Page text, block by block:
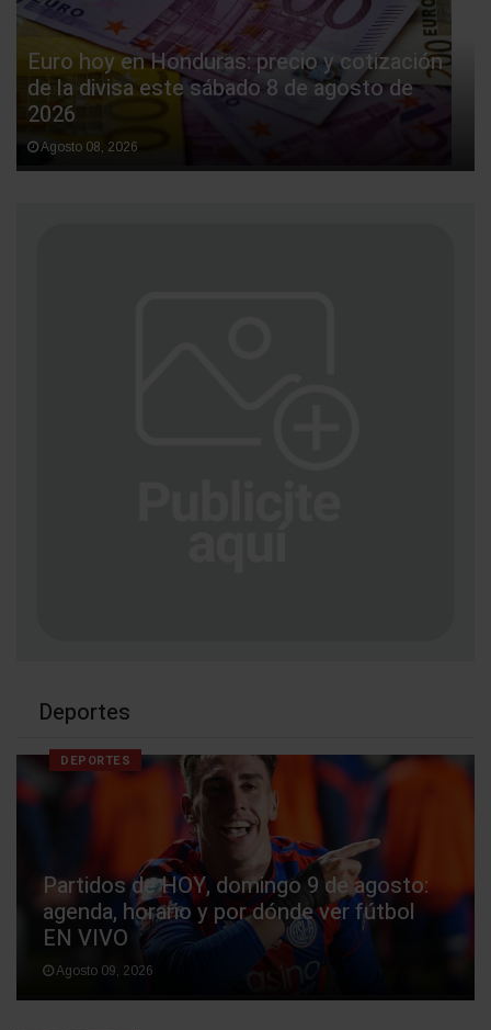
Euro hoy en Honduras: precio y cotización
de la divisa este sábado 8 de agosto de
2026
Agosto 08, 2026
Deportes
DEPORTES
Partidos de HOY, domingo 9 de agosto:
agenda, horario y por dónde ver fútbol
EN VIVO
Agosto 09, 2026